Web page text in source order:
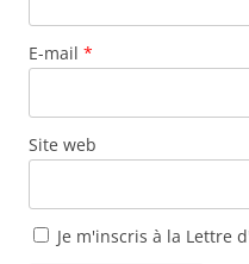
E-mail *
Site web
Je m'inscris à la Lettre